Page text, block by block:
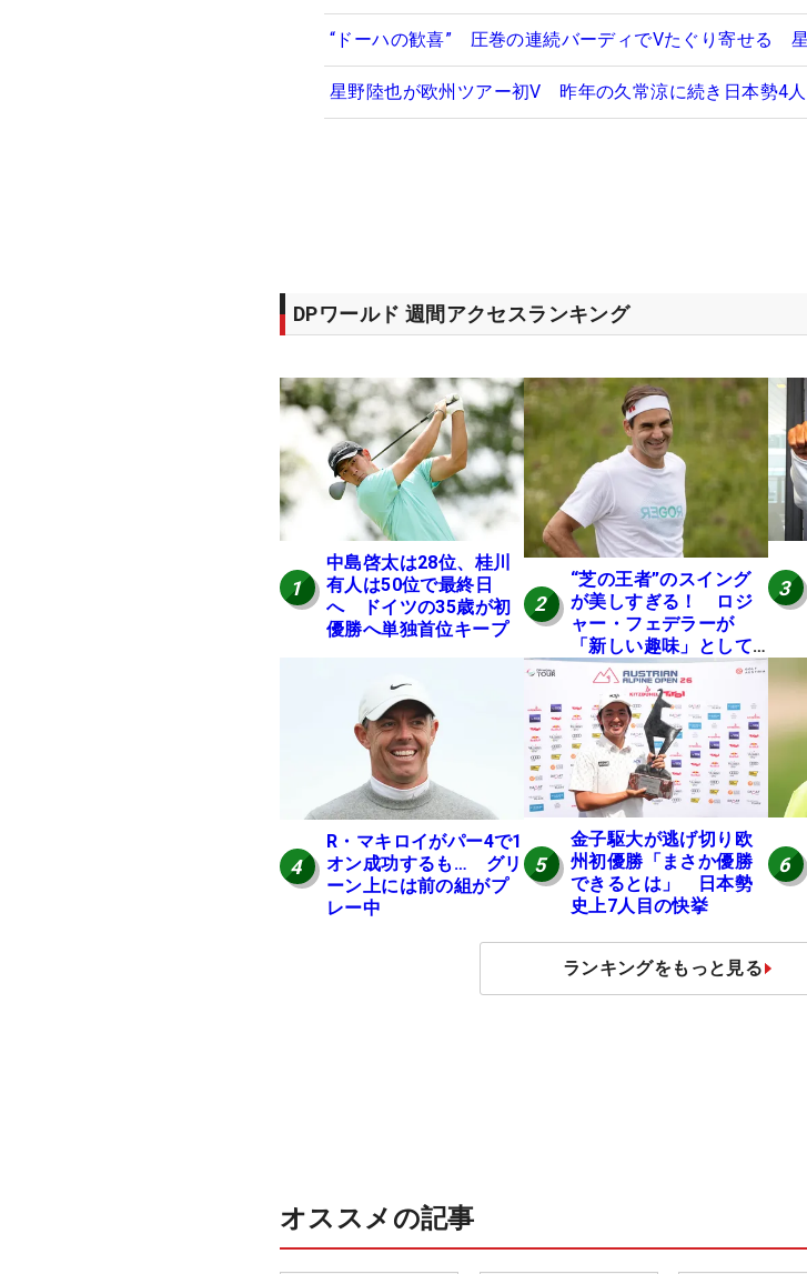
“ドーハの歓喜” 圧巻の連続バーディでVたぐり寄せる
星野陸也が欧州ツアー初V 昨年の久常涼に続き日本勢4
DPワールド 週間アクセスランキング
1
中島啓太は28位、桂川
有人は50位で最終日
へ ドイツの35歳が初
優勝へ単独首位キープ
2
“芝の王者”のスイング
が美しすぎる！ ロジ
ャー・フェデラーが
「新しい趣味」として
ゴルフに挑戦中！
3
4
R・マキロイがパー4で1
オン成功するも… グリ
ーン上には前の組がプ
レー中
5
金子駆大が逃げ切り欧
州初優勝「まさか優勝
できるとは」 日本勢
史上7人目の快挙
6
ランキングをもっと見る
オススメの記事